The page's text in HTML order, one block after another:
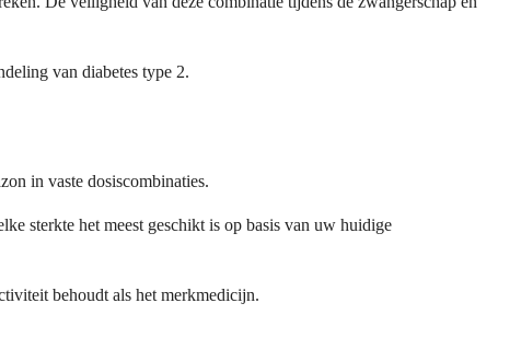
van diabetes type 2.
in vaste dosiscombinaties.
sterkte het meest geschikt is op basis van uw huidige
behoudt als het merkmedicijn.